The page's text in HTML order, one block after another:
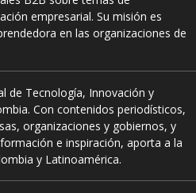
empresarial. Su misión es
en las organizaciones de
de Tecnología, Innovación y
Con contenidos periodísticos,
organizaciones y gobiernos, y
e inspiración, aporta a la
y Latinoamérica.